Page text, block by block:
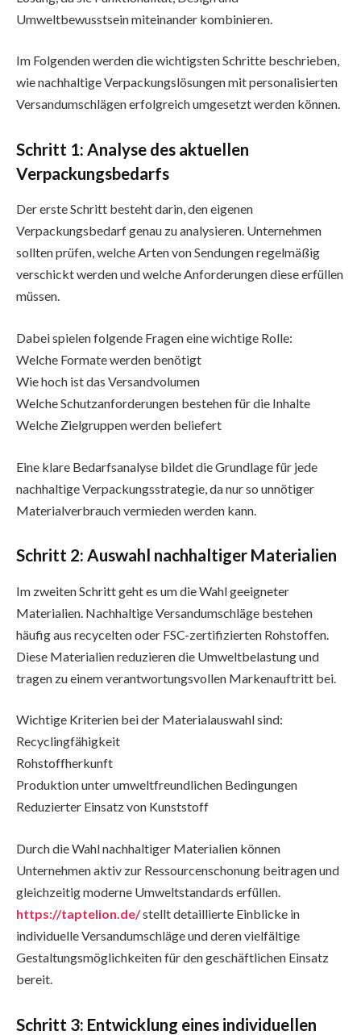
Umweltbewusstsein miteinander kombinieren.
Im Folgenden werden die wichtigsten Schritte beschrieben,
wie nachhaltige Verpackungslösungen mit personalisierten
Versandumschlägen erfolgreich umgesetzt werden können.
Schritt 1: Analyse des aktuellen
Verpackungsbedarfs
Der erste Schritt besteht darin, den eigenen
Verpackungsbedarf genau zu analysieren. Unternehmen
sollten prüfen, welche Arten von Sendungen regelmäßig
verschickt werden und welche Anforderungen diese erfüllen
müssen.
Dabei spielen folgende Fragen eine wichtige Rolle:
Welche Formate werden benötigt
Wie hoch ist das Versandvolumen
Welche Schutzanforderungen bestehen für die Inhalte
Welche Zielgruppen werden beliefert
Eine klare Bedarfsanalyse bildet die Grundlage für jede
nachhaltige Verpackungsstrategie, da nur so unnötiger
Materialverbrauch vermieden werden kann.
Schritt 2: Auswahl nachhaltiger Materialien
Im zweiten Schritt geht es um die Wahl geeigneter
Materialien. Nachhaltige Versandumschläge bestehen
häufig aus recycelten oder FSC-zertifizierten Rohstoffen.
Diese Materialien reduzieren die Umweltbelastung und
tragen zu einem verantwortungsvollen Markenauftritt bei.
Wichtige Kriterien bei der Materialauswahl sind:
Recyclingfähigkeit
Rohstoffherkunft
Produktion unter umweltfreundlichen Bedingungen
Reduzierter Einsatz von Kunststoff
Durch die Wahl nachhaltiger Materialien können
Unternehmen aktiv zur Ressourcenschonung beitragen und
gleichzeitig moderne Umweltstandards erfüllen.
https://taptelion.de/stellt detaillierte Einblicke in
individuelle Versandumschläge und deren vielfältige
Gestaltungsmöglichkeiten für den geschäftlichen Einsatz
bereit.
Schritt 3: Entwicklung eines individuellen